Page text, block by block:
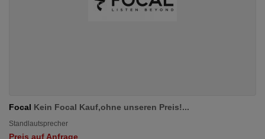
Focal Kein Focal Kauf,ohne unseren Preis!...
Standlautsprecher
Preis auf Anfrage